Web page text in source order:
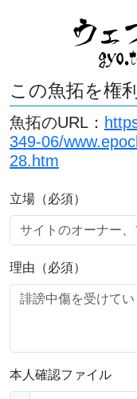
この魚拓を権
魚拓のURL：
349-06/
28.htm
立場（必須）
理由（必須）
本人確認ファイル